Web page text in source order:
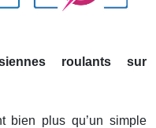
roulants sur
bien plus qu’un simple